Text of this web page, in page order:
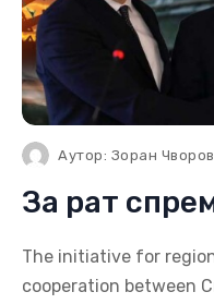
Аутор: Зоран
За рат
The initiative for
cooperation between